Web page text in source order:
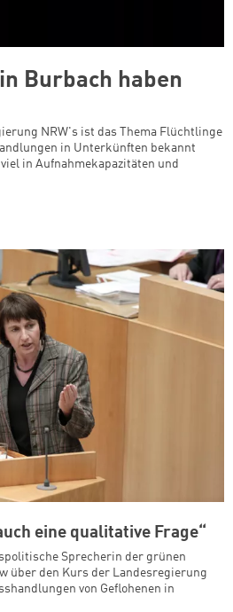
Burbach haben
NRW's ist das Thema Flüchtlinge
in Unterkünften bekannt
in Aufnahmekapazitäten und
eine qualitative Frage“
Sprecherin der grünen
über den Kurs der Landesregierung
von Geflohenen in